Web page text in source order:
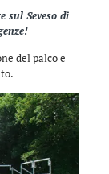
sul Sevesodi
del palco e